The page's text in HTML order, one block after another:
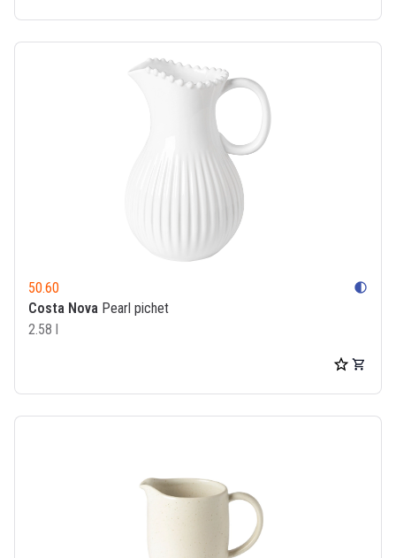
50.60 contrast
Costa Nova Pearl pichet
2.58 l